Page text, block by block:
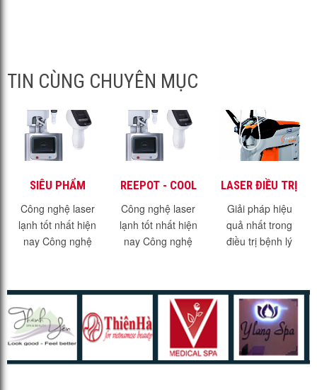
TIN CÙNG CHUYÊN MỤC
SIÊU PHẨM
LASER LẠNH -
REEPOT
Công nghệ laser
lạnh tốt nhất hiện
nay Công nghệ
sắc tố mới nhất và
hiện đại nhất hiện
nay....
REEPOT - COOL
LASER - SIÊU
PHẨM TRONG
ĐIỀU TRỊ SẮC TỐ
Công nghệ laser
lạnh tốt nhất hiện
nay Công nghệ
sắc tố mới nhất và
hiện đại nhất hiện
nay....
LASER ĐIỀU TRỊ
MẠCH MÁU
VASQ
Giải pháp hiệu
quả nhất trong
điều trị bệnh lý
lý về sắc tố tuy
không ảnh hưởng
nhiều đến sức...